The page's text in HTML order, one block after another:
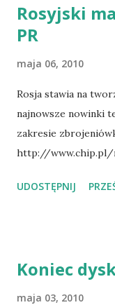
Rosyjski
PR
maja 06, 2010
Rosja stawia na
najnowsze nowinki
zakresie
http://
najwieksza-i-
UDOSTĘPNIJ
Koniec
maja 03, 2010